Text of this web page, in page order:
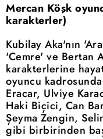
Mercan Köşk
karakterler)
Kubilay Aka'nın
'Cemre' ve Bertan
karakterlerine
oyuncu
Eracar, Ulviye
Haki Biçici, Can
Şeyma Zengin,
gibi birbirinden